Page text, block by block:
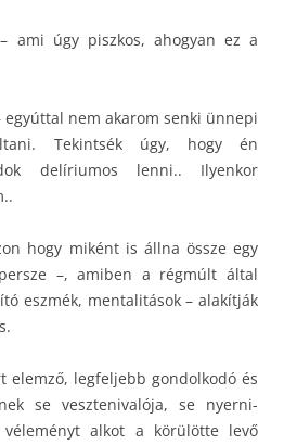
– ami úgy piszkos, ahogyan ez a
nem akarom senki ünnepi
Tekintsék úgy, hogy én
delíriumos lenni.. Ilyenkor
hogy miként is állna össze egy
–, amiben a régmúlt által
eszmék, mentalitások – alakítják
elemző, legfeljebb gondolkodó és
se vesztenivalója, se nyerni-
alkot a körülötte levő